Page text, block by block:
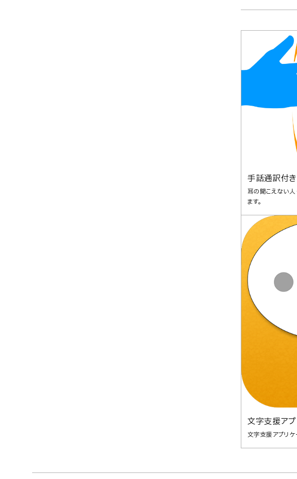
手話通訳付き
耳の聞こえない人
ます。
文字支援アプ
文字支援アプリケ